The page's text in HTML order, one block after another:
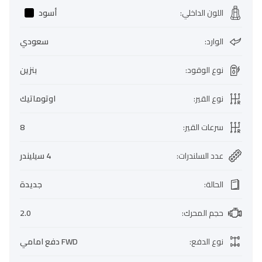
اللون الداخلي:
أسود
الوارد:
سعودي
نوع الوقود:
بنزين
نوع القير:
اوتوماتيك
سرعات القير:
8
عدد السلندرات:
4 سيليندر
الحالة:
جديدة
حجم المحرك:
2.0
نوع الدفع:
FWD دفع امامي